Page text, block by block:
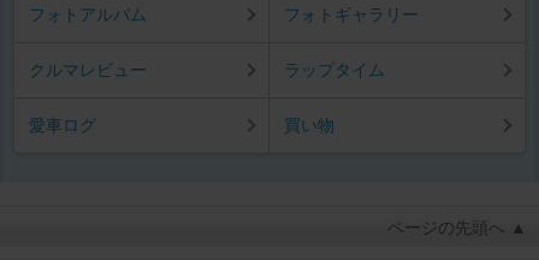
フォトアルバム フォトギャラリー
クルマレビュー ラップタイム
愛車ログ 買い物
ページの先頭へ ▲